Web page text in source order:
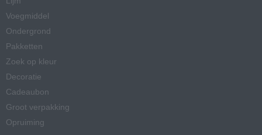
Voegmiddel
Ondergrond
Pakketten
Zoek op kleur
Decoratie
Cadeaubon
Groot verpakking
Opruiming